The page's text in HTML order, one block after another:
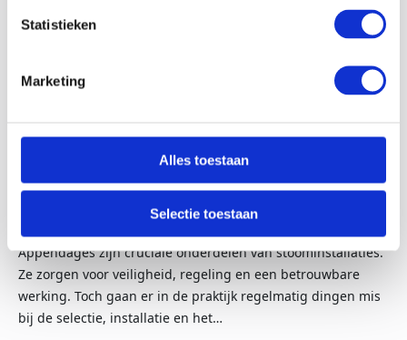
Statistieken
Marketing
Alles toestaan
Selectie toestaan
Veelgemaakte fouten bij appendages in
Appendages zijn cruciale onderdelen van stoominstallaties.
Ze zorgen voor veiligheid, regeling en een betrouwbare
werking. Toch gaan er in de praktijk regelmatig dingen mis
bij de selectie, installatie en het…